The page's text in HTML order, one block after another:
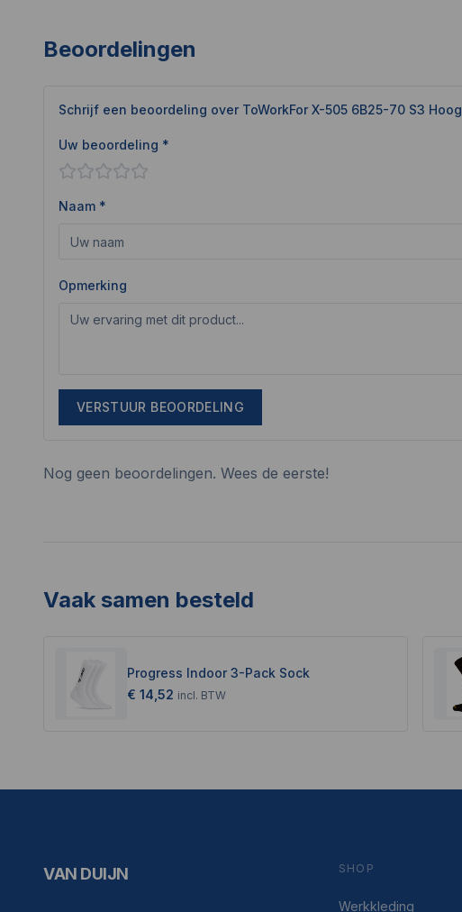
Beoordelingen
Schrijf een beoordeling over ToWorkFor X-505 6B25-70 S3 Hoog
Uw beoordeling *
Naam *
Opmerking
VERSTUUR BEOORDELING
Nog geen beoordelingen. Wees de eerste!
Vaak samen besteld
Progress Indoor 3-Pack Sock
€ 14,52 incl. BTW
VAN DUIJN SHOP
Werkkleding